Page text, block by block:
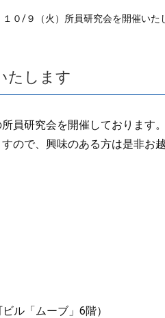
１０/９（火）所員研究会を開催いた
たします
員研究会を開催しております。
ので、興味のある方は是非お越
ル「ムーブ」6階）